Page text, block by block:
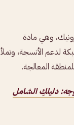
وهي مادة
لدعم الأنسجة، وتملأ
المعالجة.
دليلكِ الشامل